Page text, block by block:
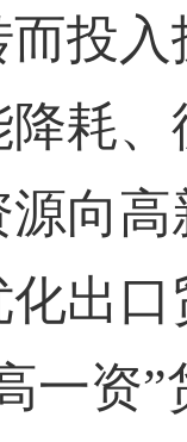
投
耗
向
出
资”